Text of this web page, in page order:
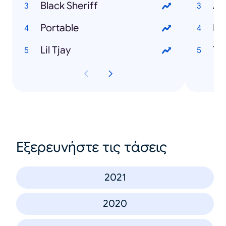
Black Sheriff
Portable
Lil Tjay
Εξερευνήστε τις τάσεις
2021
2020